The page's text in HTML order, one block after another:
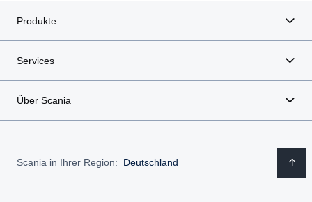
Produkte
Services
Über Scania
Scania in Ihrer Region: Deutschland